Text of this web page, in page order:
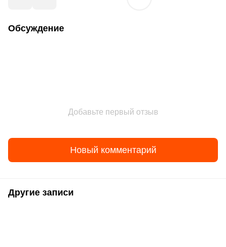
Обсуждение
Добавьте первый отзыв
Новый комментарий
Другие записи